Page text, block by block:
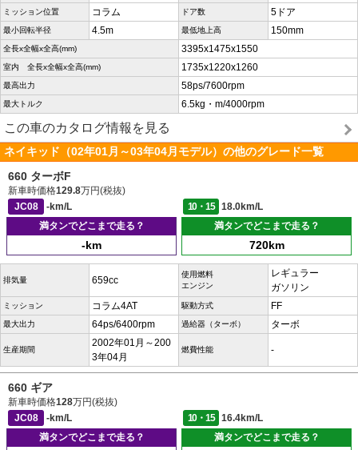
ミッション位置 コラム ドア数 5ドア
最小回転半径 4.5m 最低地上高 150mm
全長x全幅x全高(mm) 3395x1475x1550
室内 全長x全幅x全高(mm) 1735x1220x1260
最高出力 58ps/7600rpm
最大トルク 6.5kg・m/4000rpm
この車のカタログ情報を見る
ネイキッド（02年01月～03年04月モデル）の他のグレード一覧
660 ターボF
新車時価格129.8万円(税抜)
JC08
-km/L 10・15
18.0km/L
満タンでどこまで走る？
-km
満タンでどこまで走る？
720km
排気量 659cc
使用燃料
エンジン
レギュラー
ガソリン
ミッション コラム4AT 駆動方式 FF
最大出力 64ps/6400rpm 過給器（ターボ） ターボ
生産期間
2002年01月～200
3年04月
燃費性能 -
660 ギア
新車時価格128万円(税抜)
JC08
-km/L 10・15
16.4km/L
満タンでどこまで走る？
満タンでどこまで走る？